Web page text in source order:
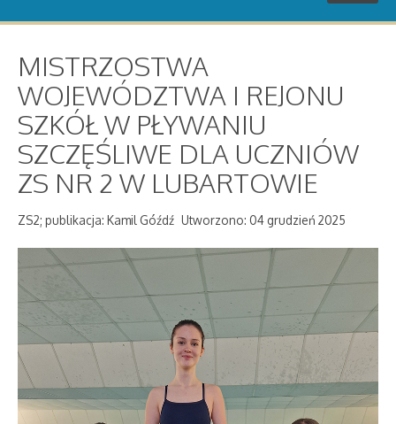
MISTRZOSTWA
WOJEWÓDZTWA I REJONU
SZKÓŁ W PŁYWANIU
SZCZĘŚLIWE DLA UCZNIÓW
ZS NR 2 W LUBARTOWIE
ZS2; publikacja: Kamil Góźdź Utworzono: 04 grudzień 2025